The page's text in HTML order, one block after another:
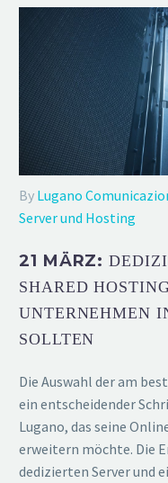
By Lugano
Server und Hosting
21 MÄRZ:
SHARED
UNTERNEHMEN
SOLLTEN
Die Auswahl der am
ein entscheidender
Lugano, das seine
erweitern möchte. Die
dedizierten Server und